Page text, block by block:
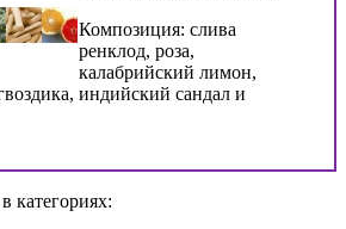
Композиция: слива
ренклод, роза,
калабрийский лимон,
индийский сандал и
категориях: